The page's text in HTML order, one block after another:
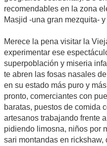
recomendables en la zona
Masjid -una gran mezquita-
Merece la pena visitar la
experimentar ese
superpoblación y miseria
te abren las fosas nasales
en su estado más puro y
pronto, comerciantes con
baratas, puestos de comida
artesanos trabajando frente
pidiendo limosna, niños por
sari montandas en